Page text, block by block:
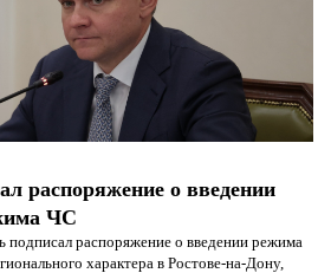
распоряжение о введении
ЧС
распоряжение о введении режима
характера в Ростове-на-Дону,